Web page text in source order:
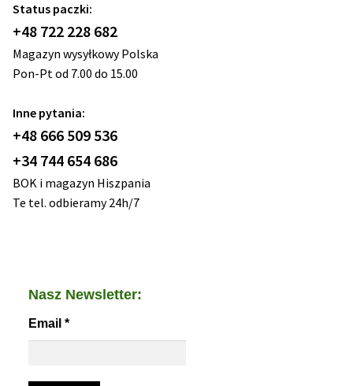
Status paczki:
+48 722 228 682
Magazyn wysyłkowy Polska
Pon-Pt od 7.00 do 15.00
Inne pytania:
+48 666 509 536
+34 744 654 686
BOK i magazyn Hiszpania
Te tel. odbieramy 24h/7
Nasz Newsletter:
Email *